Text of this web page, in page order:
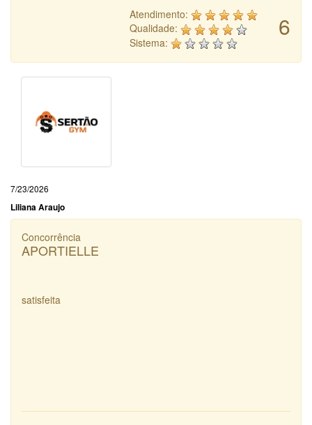
6
Atendimento:
Qualidade:
Sistema:
7/23/2026
Liliana Araujo
Concorrência
APORTIELLE
satisfeita